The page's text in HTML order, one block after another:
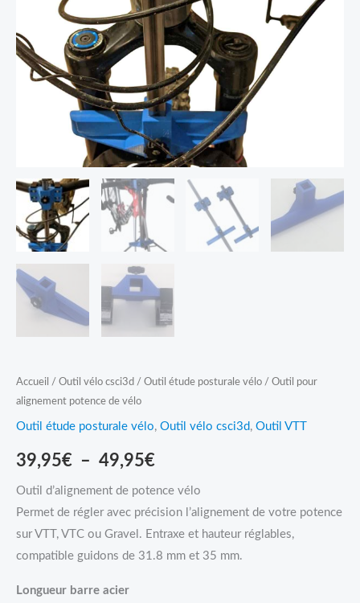
Accueil / Outil vélo csci3d / Outil étude posturale vélo / Outil pour
alignement potence de vélo
Outil étude posturale vélo, Outil vélo csci3d, Outil VTT
39,95€ – 49,95€
Outil d’alignement de potence vélo
Permet de régler avec précision l’alignement de votre potence
sur VTT, VTC ou Gravel. Entraxe et hauteur réglables,
compatible guidons de 31.8 mm et 35 mm.
Longueur barre acier